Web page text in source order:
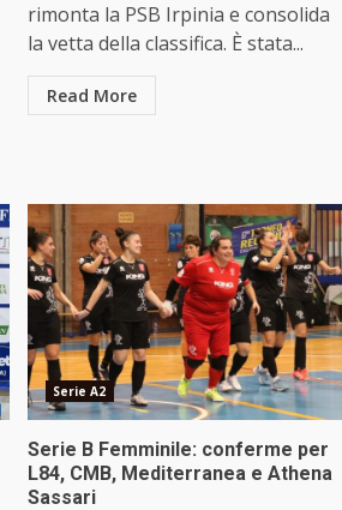
rimonta la PSB Irpinia e consolida
la vetta della classifica. È stata...
Read More
Serie A2
Serie B Femminile: conferme per
L84, CMB, Mediterranea e Athena
Sassari